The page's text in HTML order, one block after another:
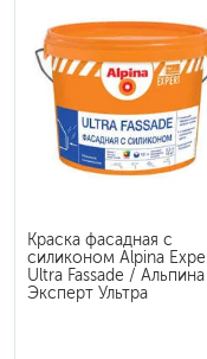
Краска фасадная с
силиконом Alpina
Ultra Fassade / Альпина
Эксперт Ультра